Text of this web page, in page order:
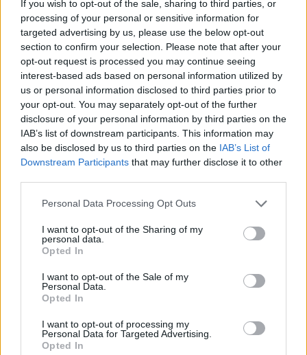
If you wish to opt-out of the sale, sharing to third parties, or
processing of your personal or sensitive information for
targeted advertising by us, please use the below opt-out
section to confirm your selection. Please note that after your
opt-out request is processed you may continue seeing
interest-based ads based on personal information utilized by
us or personal information disclosed to third parties prior to
your opt-out. You may separately opt-out of the further
disclosure of your personal information by third parties on the
IAB’s list of downstream participants. This information may
also be disclosed by us to third parties on the IAB’s List of
Downstream Participants that may further disclose it to other
Personal Data Processing Opt Outs
I want to opt-out of the Sharing of my
personal data.
Opted In
I want to opt-out of the Sale of my
Personal Data.
Opted In
I want to opt-out of processing my
Personal Data for Targeted Advertising.
Opted In
18 до 25 години. Праведно е младите да бидат
поддржани веднаш по завршување на
образованието.
-30.000 евра грант за отворање сопствен
бизнис за младите кои ќе се вратат дома – за
да градат кариера тука и да придонесуваат во
домашната економија.
Целосно ќе го укинеме данокот на промет за
млади до 35 години при купување прв стан.
Првиот дом не смее да биде луксуз.
Евтини станбени кредити со фиксна камата од
станови за изнајмување за младите семејства и
младите кои сакаат самостоен живот.
Така се гради иднина за младите.
која младите остануваат, напредуваат и
веруваат.
соопштението на СДСМ.
© Vecer.mk, правата за текстот се на редакцијата